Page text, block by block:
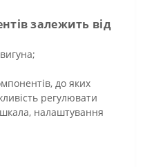
залежить від
до яких
регулювати
налаштування